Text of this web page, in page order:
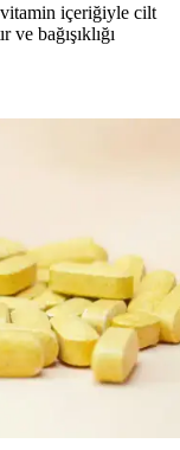
içeriğiyle cilt
bağışıklığı